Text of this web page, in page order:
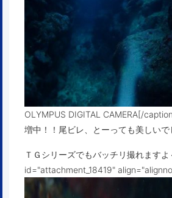
OLYMPUS DIGITAL CAMERA[/
増中！！尾ビレ、とーっても美しいで
ＴＧシリーズでもバッチリ撮れます
id="attachment_18419"